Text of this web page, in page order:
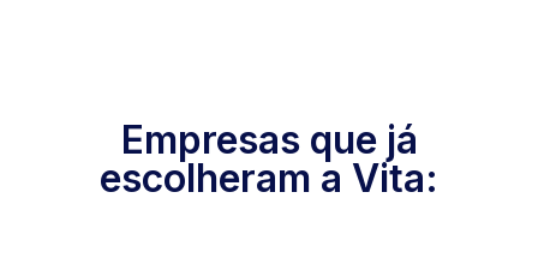
Empresas que já
escolheram a Vita: